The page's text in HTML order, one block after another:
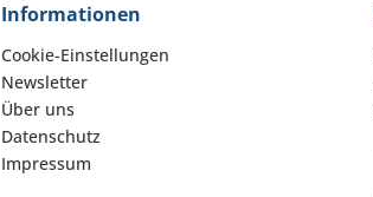
Informationen
Cookie-Einstellungen
Newsletter
Über uns
Datenschutz
Impressum